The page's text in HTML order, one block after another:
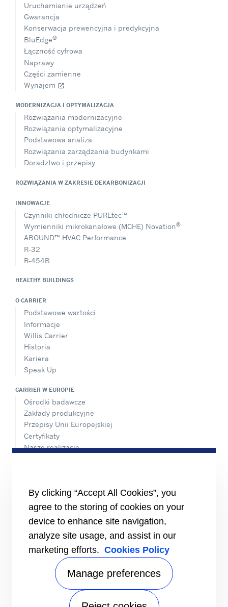
Uruchamianie urządzeń
Gwarancja
Konserwacja prewencyjna i predykcyjna
BluEdge®
Łączność cyfrowa
Naprawy
Części zamienne
Wynajem open_in_new
MODERNIZACJA I OPTYMALIZACJA
Rozwiązania modernizacyjne
Rozwiązania optymalizacyjne
Podstawowa analiza
Rozwiązania zarządzania budynkami
Doradztwo i przepisy
ROZWIĄZANIA W ZAKRESIE DEKARBONIZACJI
INNOWACJE
Czynniki chłodnicze PUREtec™
Wymienniki mikrokanałowe (MCHE) Novation®
ABOUND™ HVAC Performance
R-32
R-454B
HEALTHY BUILDINGS
O CARRIER
Podstawowe wartości
Informacje
Willis Carrier
Historia
Kariera
Speak Up
CARRIER W EUROPIE
Ośrodki badawcze
Zakłady produkcyjne
Przepisy Unii Europejskiej
Certyfikaty
Nasze realizacje
MATERIAŁY ŹRÓDŁOWE
Broszury
Filmy
Dostawcy
Inwestorzy
By clicking “Accept All Cookies”, you
agree to the storing of cookies on your
device to enhance site navigation,
analyze site usage, and assist in our
marketing efforts. Cookies Policy
Manage preferences